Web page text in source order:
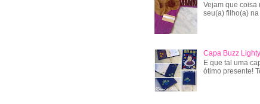
Vejam que coisa
seu(a) filho(a)
Capa Buzz
E que tal uma
ótimo presente!